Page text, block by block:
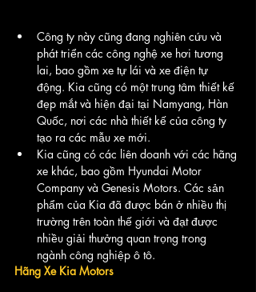
Công ty này cũng đang nghiên cứu và
phát triển các công nghệ xe hơi tương
lai, bao gồm xe tự lái và xe điện tự
động. Kia cũng có một trung tâm thiết kế
đẹp mắt và hiện đại tại Namyang, Hàn
Quốc, nơi các nhà thiết kế của công ty
tạo ra các mẫu xe mới.
Kia cũng có các liên doanh với các hãng
xe khác, bao gồm Hyundai Motor
Company và Genesis Motors. Các sản
phẩm của Kia đã được bán ở nhiều thị
trường trên toàn thế giới và đạt được
nhiều giải thưởng quan trọng trong
ngành công nghiệp ô tô.
Hãng Xe Kia Motors